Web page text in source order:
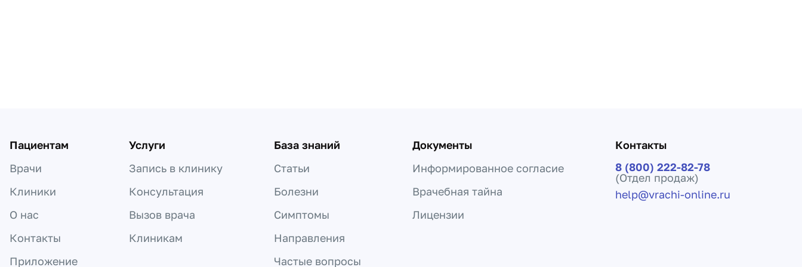
Пациентам
Врачи
Клиники
О нас
Контакты
Приложение
Услуги
Запись в клинику
Консультация
Вызов врача
Клиникам
База знаний
Статьи
Болезни
Симптомы
Направления
Частые вопросы
Документы
Информированное согласие
Врачебная тайна
Лицензии
Контакты
8 (800) 222-82-78
(Отдел продаж)
help@vrachi-online.ru